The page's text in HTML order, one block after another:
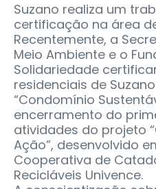
Suzano realiza um
certificação na área
Recentemente, a
Meio Ambiente e o
Solidariedade
residenciais de
“Condomínio
encerramento do
atividades do projeto
Ação”, desenvolvido
Cooperativa de
Recicláveis Univence.